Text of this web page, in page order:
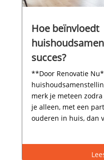
Hoe beïnvloedt
succes?
**Door Renovatie
merk je meteen
je alleen, met een
ouderen in huis, dan